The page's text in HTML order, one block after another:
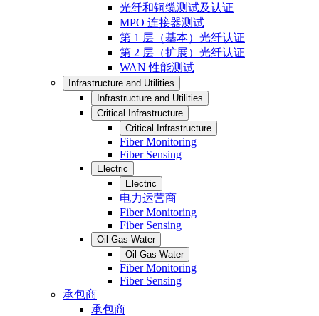
光纤和铜缆测试及认证
MPO 连接器测试
第 1 层（基本）光纤认证
第 2 层（扩展）光纤认证
WAN 性能测试
Infrastructure and Utilities
Infrastructure and Utilities
Critical Infrastructure
Critical Infrastructure
Fiber Monitoring
Fiber Sensing
Electric
Electric
电力运营商
Fiber Monitoring
Fiber Sensing
Oil-Gas-Water
Oil-Gas-Water
Fiber Monitoring
Fiber Sensing
承包商
承包商